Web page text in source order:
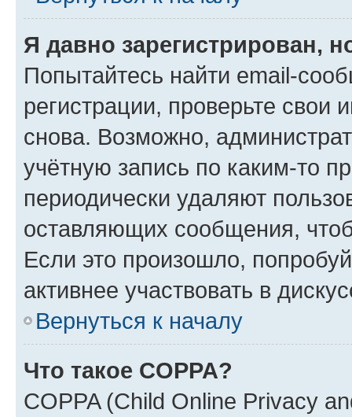
Я давно зарегистрирован,
Попытайтесь найти email-
регистрации, проверьте свои
снова. Возможно,
учётную запись по каким-то
периодически удаляют
оставляющих сообщения,
Если это произошло,
активнее участвовать в
Вернуться к началу
Что такое COPPA?
COPPA (Child Online Privacy